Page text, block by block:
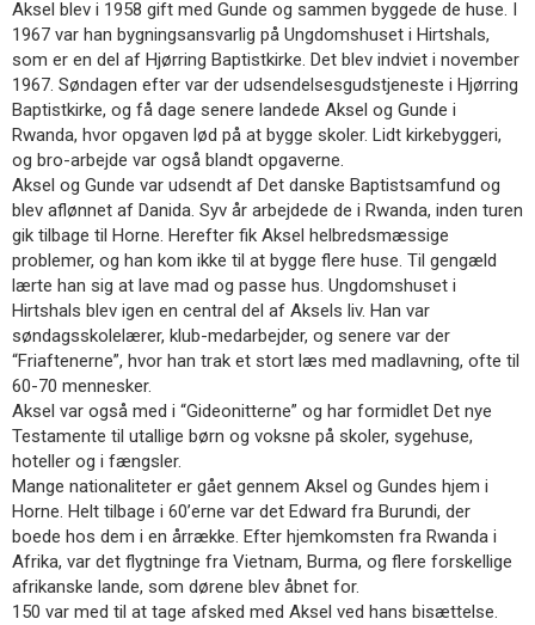
7.0:
Om
BaptistKirken
8.0:
Kontakt
9.0:
Forside
10.0:
Nyheder
11.0:
Kalender
12.0:
Inspiration
13.0:
Værktøjskassen
14.0:
Mission
15.0:
Om
BaptistKirken
16.0:
Kontakt
Næste
indlæg:
Besøg
fra
MyanmarForrige
indlæg:
Evaluering
af
Sommerstævnet
Aksel blev i 1958 gift med Gunde og sammen byggede de huse. I
1967 var han bygningsansvarlig på Ungdomshuset i Hirtshals,
som er en del af Hjørring Baptistkirke. Det blev indviet i november
1967. Søndagen efter var der udsendelsesgudstjeneste i Hjørring
Baptistkirke, og få dage senere landede Aksel og Gunde i
Rwanda, hvor opgaven lød på at bygge skoler. Lidt kirkebyggeri,
og bro-arbejde var også blandt opgaverne.
Aksel og Gunde var udsendt af Det danske Baptistsamfund og
blev aflønnet af Danida. Syv år arbejdede de i Rwanda, inden turen
gik tilbage til Horne. Herefter fik Aksel helbredsmæssige
problemer, og han kom ikke til at bygge flere huse. Til gengæld
lærte han sig at lave mad og passe hus. Ungdomshuset i
Hirtshals blev igen en central del af Aksels liv. Han var
søndagsskolelærer, klub-medarbejder, og senere var der
“Friaftenerne”, hvor han trak et stort læs med madlavning, ofte til
60-70 mennesker.
Aksel var også med i “Gideonitterne” og har formidlet Det nye
Testamente til utallige børn og voksne på skoler, sygehuse,
hoteller og i fængsler.
Mange nationaliteter er gået gennem Aksel og Gundes hjem i
Horne. Helt tilbage i 60’erne var det Edward fra Burundi, der
boede hos dem i en årrække. Efter hjemkomsten fra Rwanda i
Afrika, var det flygtninge fra Vietnam, Burma, og flere forskellige
afrikanske lande, som dørene blev åbnet for.
150 var med til at tage afsked med Aksel ved hans bisættelse.